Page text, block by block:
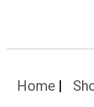
Home